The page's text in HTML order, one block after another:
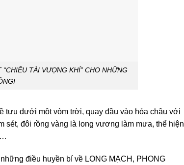
TÀI VƯỢNG KHÍ” CHO NHỮNG
tựu dưới một vòm trời, quay đầu vào hỏa châu với
sét, đôi rồng vàng là long vương làm mưa, thể hiện
điều huyền bí về LONG MẠCH, PHONG